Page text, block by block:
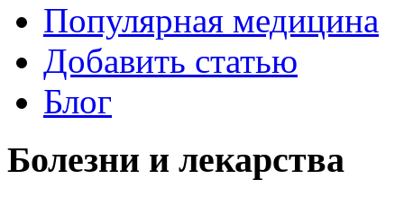
Популярная медицина
Добавить статью
Блог
Болезни и лекарства